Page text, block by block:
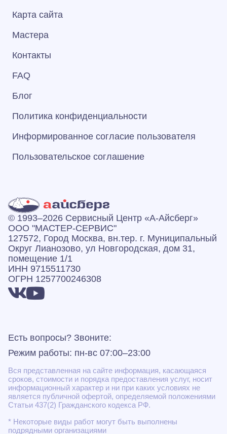
Карта сайта
Мастера
Контакты
FAQ
Блог
Политика конфиденциальности
Информированное согласие пользователя
Пользовательское соглашение
© 1993–2026 Сервисный Центр «А‑Айсберг»
ООО "МАСТЕР-СЕРВИС"
127572, Город Москва, вн.тер. г. Муниципальный
Округ Лианозово, ул Новгородская, дом 31,
помещение 1/1
ИНН 9715511730
ОГРН 1257700246308
Есть вопросы? Звоните:
Режим работы: пн-вс 07:00–23:00
Вся представленная на сайте информация, касающаяся
сроков, стоимости и порядка предоставления услуг, носит
информационный характер и ни при каких условиях не
является публичной офертой, определяемой положениями
Статьи 437(2) Гражданского кодекса РФ.
* Некоторые виды работ могут быть выполнены
подрядными организациями